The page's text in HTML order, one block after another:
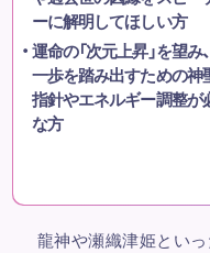
ーに解明してほしい方
運命の「次元上昇」を望み
一歩を踏み出すための神
指針やエネルギー調整が
な方
龍神や瀬織津姫とい